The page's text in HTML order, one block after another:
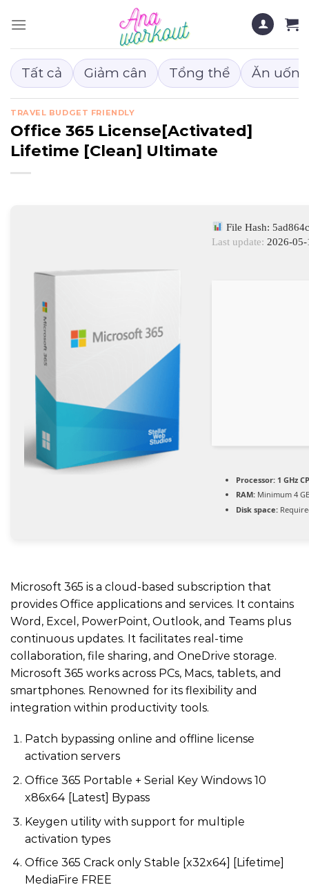
đến
dung
Tất cả Giảm cân Tổng thể Ăn
TRAVEL BUDGET FRIENDLY
Office 365 License[Activated]
Lifetime [Clean] Ultimate
File Hash:
Last update: 2026-05-
Processor: 1 GHz
RAM: Minimum 4
Disk space:
Microsoft 365 is a cloud-based subscription that
provides Office applications and services. It contains
Word, Excel, PowerPoint, Outlook, and Teams plus
continuous updates. It facilitates real-time
collaboration, file sharing, and OneDrive storage.
Microsoft 365 works across PCs, Macs, tablets, and
smartphones. Renowned for its flexibility and
integration within productivity tools.
Patch bypassing online and offline license
activation servers
Office 365 Portable + Serial Key Windows 10
x86x64 [Latest] Bypass
Keygen utility with support for multiple
activation types
Office 365 Crack only Stable [x32x64] [Lifetime]
MediaFire FREE